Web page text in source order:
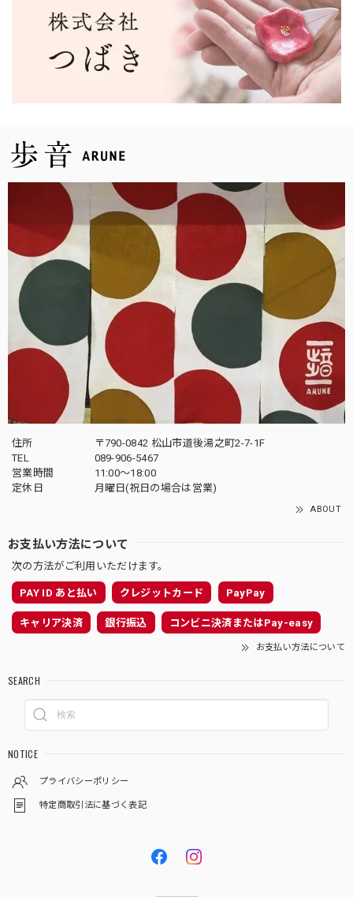
住所
〒790-0842 松山市道後湯之町2-7-1F
TEL
089-906-5467
営業時間
11:00〜18:00
定休日
月曜日(祝日の場合は営業)
ABOUT
お支払い方法について
次の方法がご利用いただけます。
PAY ID あと払い クレジットカード PayPay
キャリア決済 銀行振込 コンビニ決済またはPay-easy
お支払い方法について
SEARCH
NOTICE
プライバシーポリシー
特定商取引法に基づく表記